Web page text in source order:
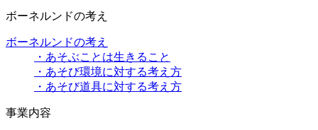
ボーネルンドの考え
ボーネルンドの考え
・あそぶことは生きること
・あそび環境に対する考え方
・あそび道具に対する考え方
事業内容